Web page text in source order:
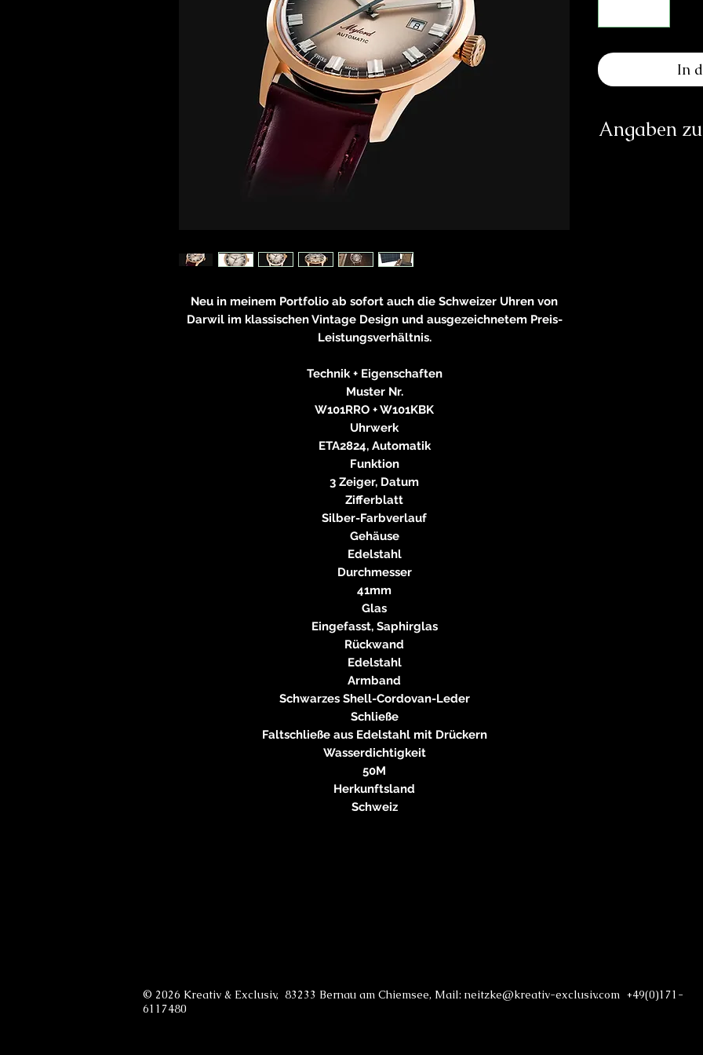
Neu in meinem Portfolio ab sofort auch die Schweizer Uhren von
Darwil im klassischen Vintage Design und ausgezeichnetem Preis-
Leistungsverhältnis.
Technik + Eigenschaften
Muster Nr.
W101RRO + W101KBK
Uhrwerk
ETA2824, Automatik
Funktion
3 Zeiger, Datum
Zifferblatt
Silber-Farbverlauf
Gehäuse
Edelstahl
Durchmesser
41mm
Glas
Eingefasst, Saphirglas
Rückwand
Edelstahl
Armband
Schwarzes Shell-Cordovan-Leder
Schließe
Faltschließe aus Edelstahl mit Drückern
Wasserdichtigkeit
50M
Herkunftsland
Schweiz
In
Angaben
© 2026 Kreativ & Exclusiv, 83233 Bernau am Chiemsee, Mail: neitzke@kreativ-exclusiv.com +49(0)171-
6117480